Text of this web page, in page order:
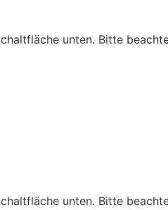
unten. Bitte
unten. Bitte